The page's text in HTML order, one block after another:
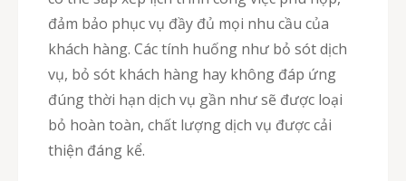
đảm bảo phục vụ đầy đủ mọi nhu cầu của
khách hàng. Các tính huống như bỏ sót dịch
vụ, bỏ sót khách hàng hay không đáp ứng
đúng thời hạn dịch vụ gần như sẽ được loại
bỏ hoàn toàn, chất lượng dịch vụ được cải
thiện đáng kể.